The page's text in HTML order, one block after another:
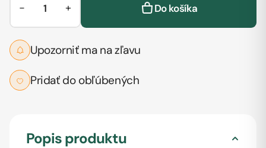
− + Do košíka
Upozorniť ma na zľavu
Pridať do obľúbených
Popis produktu